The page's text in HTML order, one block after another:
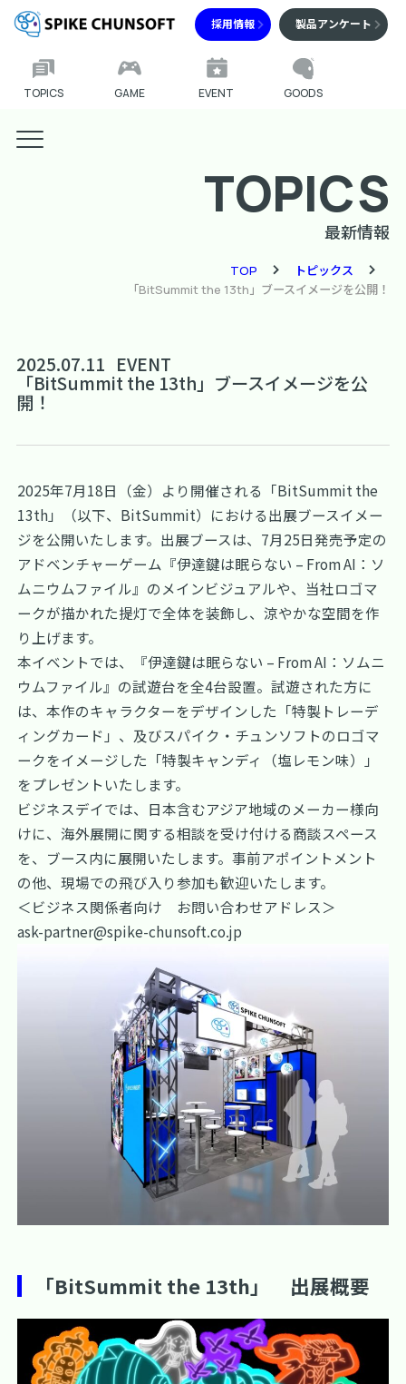
採用情報 製品アンケート
TOPICS GAME EVENT GOODS
TOPICS
最新情報
TOP
トピックス
「BitSummit the 13th」ブースイメージを公開！
2025.07.11 EVENT
「BitSummit the 13th」ブースイメージを公
開！
2025年7月18日（金）より開催される「BitSummit the
13th」（以下、BitSummit）における出展ブースイメー
ジを公開いたします。出展ブースは、7月25日発売予定の
アドベンチャーゲーム『伊達鍵は眠らない – From AI：ソ
ムニウムファイル』のメインビジュアルや、当社ロゴマ
ークが描かれた提灯で全体を装飾し、涼やかな空間を作
り上げます。
本イベントでは、『伊達鍵は眠らない – From AI：ソムニ
ウムファイル』の試遊台を全4台設置。試遊された方に
は、本作のキャラクターをデザインした「特製トレーデ
ィングカード」、及びスパイク・チュンソフトのロゴマ
ークをイメージした「特製キャンディ（塩レモン味）」
をプレゼントいたします。
ビジネスデイでは、日本含むアジア地域のメーカー様向
けに、海外展開に関する相談を受け付ける商談スペース
を、ブース内に展開いたします。事前アポイントメント
の他、現場での飛び入り参加も歓迎いたします。
＜ビジネス関係者向け お問い合わせアドレス＞
ask-partner@spike-chunsoft.co.jp
「BitSummit the 13th」 出展概要